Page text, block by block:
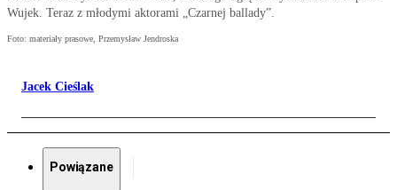
Wujek. Teraz z młodymi aktorami „Czarnej ballady”.
Foto: materiały prasowe, Przemysław Jendroska
Jacek Cieślak
Powiązane